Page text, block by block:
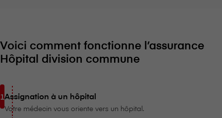
Voici comment fonctionne l’assurance
Hôpital division commune
Assignation à un hôpital
Votre médecin vous oriente vers un hôpital.